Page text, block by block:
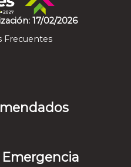
17/02/2026